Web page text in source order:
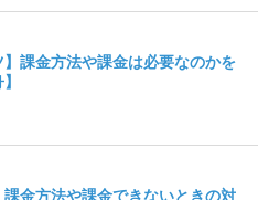
】課金方法や課金は必要なのかを
課金方法や課金できないときの対